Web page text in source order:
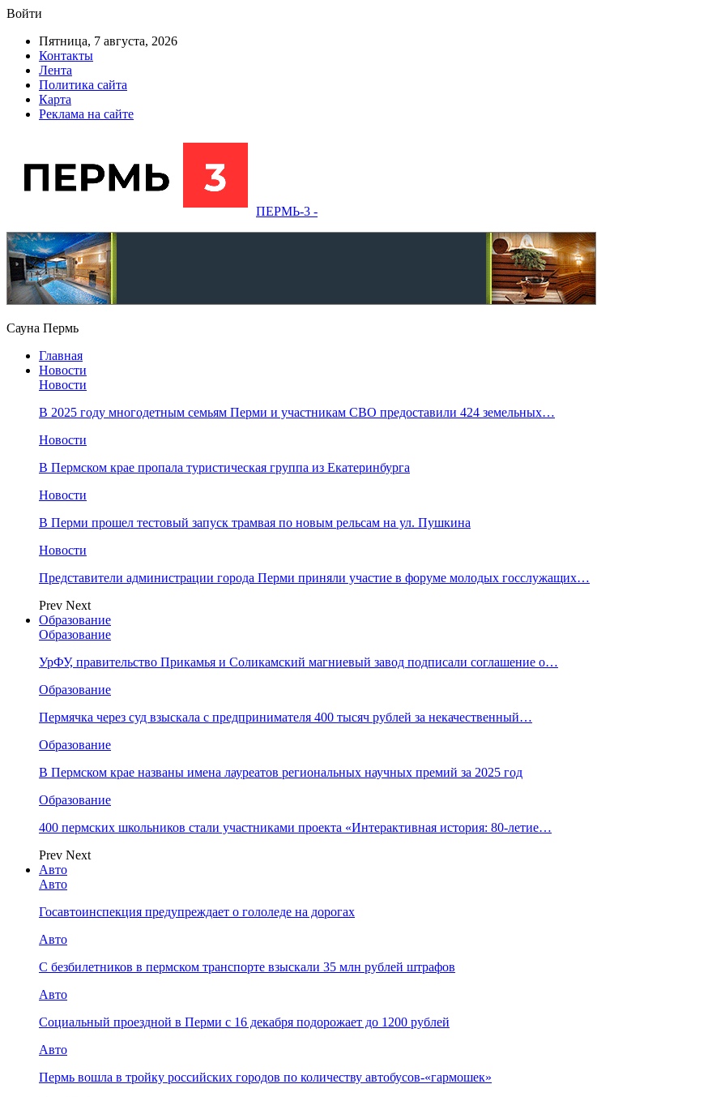
Войти
Пятница, 7 августа, 2026
Контакты
Лента
Политика сайта
Карта
Реклама на сайте
ПЕРМЬ-3 -
Сауна Пермь
Главная
Новости
Новости
В 2025 году многодетным семьям Перми и участникам СВО предоставили 424 земельных…
Новости
​В Пермском крае пропала туристическая группа из Екатеринбурга
Новости
В Перми прошел тестовый запуск трамвая по новым рельсам на ул. Пушкина
Новости
Представители администрации города Перми приняли участие в форуме молодых госслужащих…
Prev Next
Образование
Образование
УрФУ, правительство Прикамья и Соликамский магниевый завод подписали соглашение о…
Образование
Пермячка через суд взыскала с предпринимателя 400 тысяч рублей за некачественный…
Образование
В Пермском крае названы имена лауреатов региональных научных премий за 2025 год
Образование
400 пермских школьников стали участниками проекта «Интерактивная история: 80-летие…
Prev Next
Авто
Авто
Госавтоинспекция предупреждает о гололеде на дорогах
Авто
С безбилетников в пермском транспорте взыскали 35 млн рублей штрафов
Авто
Социальный проездной в Перми с 16 декабря подорожает до 1200 рублей
Авто
Пермь вошла в тройку российских городов по количеству автобусов-«гармошек»